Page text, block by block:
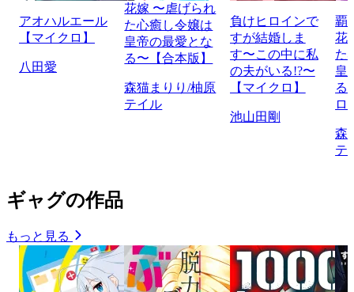
アオハルエール
【マイクロ】
八田愛
花嫁 〜虐げられ
た心癒し令嬢は
皇帝の最愛とな
る〜【合本版】
森猫まりり/柚原
テイル
負けヒロインで
すが結婚しま
す〜この中に私
の夫がいる!?〜
【マイクロ】
池山田剛
覇
花
た
皇
る
ロ
森
テ
ギャグの作品
もっと見る